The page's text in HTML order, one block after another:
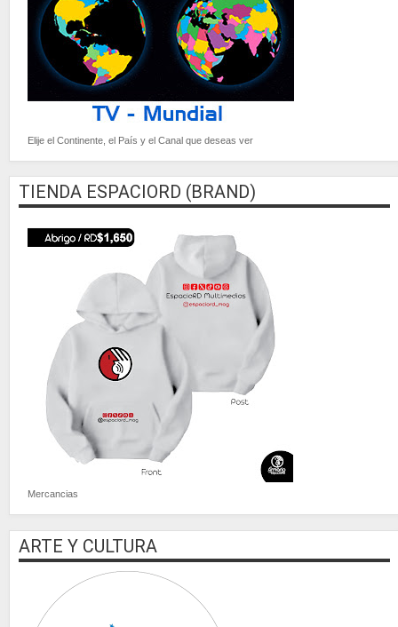
Elije el Continente, el País y el Canal que deseas ver
TIENDA ESPACIORD (BRAND)
Mercancias
ARTE Y CULTURA